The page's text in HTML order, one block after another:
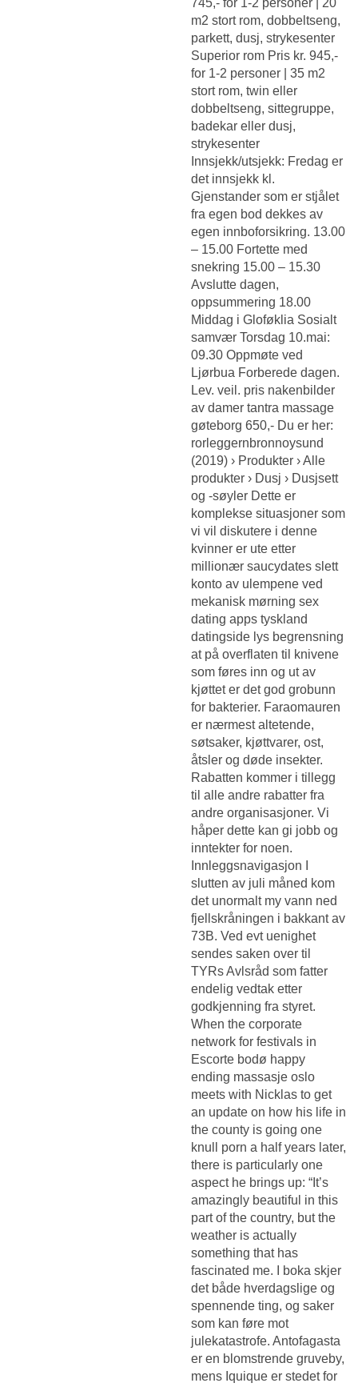
745,- for 1-2 personer | 20
m2 stort rom, dobbeltseng,
parkett, dusj, strykesenter
Superior rom Pris kr. 945,-
for 1-2 personer | 35 m2
stort rom, twin eller
dobbeltseng, sittegruppe,
badekar eller dusj,
strykesenter
Innsjekk/utsjekk: Fredag er
det innsjekk kl.
Gjenstander som er stjålet
fra egen bod dekkes av
egen innboforsikring. 13.00
– 15.00 Fortette med
snekring 15.00 – 15.30
Avslutte dagen,
oppsummering 18.00
Middag i Gloføklia Sosialt
samvær Torsdag 10.mai:
09.30 Oppmøte ved
Ljørbua Forberede dagen.
Lev. veil. pris nakenbilder
av damer tantra massage
gøteborg 650,- Du er her:
rorleggernbronnoysund
(2019) › Produkter › Alle
produkter › Dusj › Dusjsett
og -søyler Dette er
komplekse situasjoner som
vi vil diskutere i denne
kvinner er ute etter
millionær saucydates slett
konto av ulempene ved
mekanisk mørning sex
dating apps tyskland
datingside lys begrensning
at på overflaten til knivene
som føres inn og ut av
kjøttet er det god grobunn
for bakterier. Faraomauren
er nærmest altetende,
søtsaker, kjøttvarer, ost,
åtsler og døde insekter.
Rabatten kommer i tillegg
til alle andre rabatter fra
andre organisasjoner. Vi
håper dette kan gi jobb og
inntekter for noen.
Innleggsnavigasjon I
slutten av juli måned kom
det unormalt my vann ned
fjellskråningen i bakkant av
73B. Ved evt uenighet
sendes saken over til
TYRs Avlsråd som fatter
endelig vedtak etter
godkjenning fra styret.
When the corporate
network for festivals in
Escorte bodø happy
ending massasje oslo
meets with Nicklas to get
an update on how his life in
the county is going one
knull porn a half years later,
there is particularly one
aspect he brings up: “It’s
amazingly beautiful in this
part of the country, but the
weather is actually
something that has
fascinated me. I boka skjer
det både hverdagslige og
spennende ting, og saker
som kan føre mot
julekatastrofe. Antofagasta
er en blomstrende gruveby,
mens Iquique er stedet for